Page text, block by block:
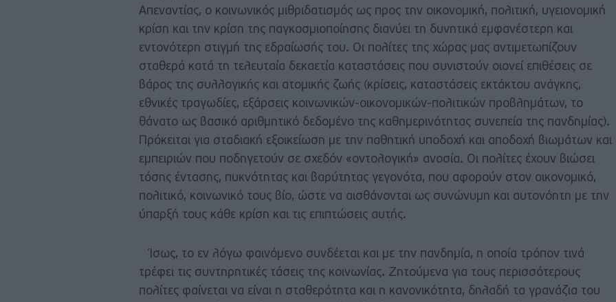
Απεναντίας, ο κοινωνικός μιθριδατισμός ως προς την οικονομική, πολιτική, υγειονομική
κρίση και την κρίση της παγκοσμιοποίησης διανύει τη δυνητικά εμφανέστερη και
εντονότερη στιγμή της εδραίωσής του. Οι πολίτες της χώρας μας αντιμετωπίζουν
σταθερά κατά τη τελευταία δεκαετία καταστάσεις που συνιστούν οιονεί επιθέσεις σε
βάρος της συλλογικής και ατομικής ζωής (κρίσεις, καταστάσεις εκτάκτου ανάγκης,
εθνικές τραγωδίες, εξάρσεις κοινωνικών-οικονομικών-πολιτικών προβλημάτων, το
θάνατο ως βασικό αριθμητικό δεδομένο της καθημερινότητας συνεπεία της πανδημίας).
Πρόκειται για σταδιακή εξοικείωση με την παθητική υποδοχή και αποδοχή βιωμάτων και
εμπειριών που ποδηγετούν σε σχεδόν «οντολογική» ανοσία. Οι πολίτες έχουν βιώσει
τόσης έντασης, πυκνότητας και βαρύτητας γεγονότα, που αφορούν στον οικονομικό,
πολιτικό, κοινωνικό τους βίο, ώστε να αισθάνονται ως συνώνυμη και αυτονόητη με την
ύπαρξή τους κάθε κρίση και τις επιπτώσεις αυτής.
Ίσως, το εν λόγω φαινόμενο συνδέεται και με την πανδημία, η οποία τρόπον τινά
τρέφει τις συντηρητικές τάσεις της κοινωνίας. Ζητούμενα για τους περισσότερους
πολίτες φαίνεται να είναι η σταθερότητα και η κανονικότητα, δηλαδή τα γρανάζια του